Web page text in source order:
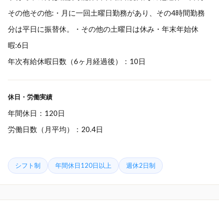
その他その他:・月に一回土曜日勤務があり、その4時間勤務
分は平日に振替休。・その他の土曜日は休み・年末年始休
暇:6日
年次有給休暇日数（6ヶ月経過後）：10日
休日・労働実績
年間休日：120日
労働日数（月平均）：20.4日
シフト制 年間休日120日以上 週休2日制